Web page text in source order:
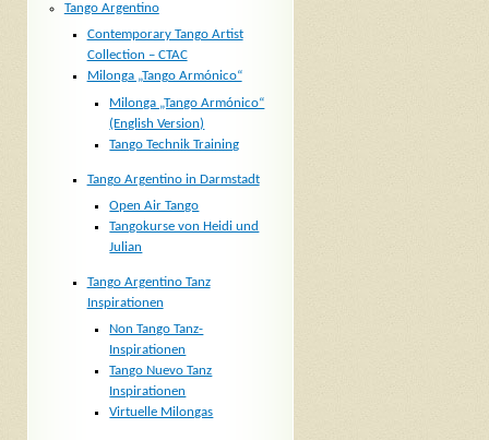
Tango Argentino
Contemporary Tango Artist
Collection – CTAC
Milonga „Tango Armónico“
Milonga „Tango Armónico“
(English Version)
Tango Technik Training
Tango Argentino in Darmstadt
Open Air Tango
Tangokurse von Heidi und
Julian
Tango Argentino Tanz
Inspirationen
Non Tango Tanz-
Inspirationen
Tango Nuevo Tanz
Inspirationen
Virtuelle Milongas